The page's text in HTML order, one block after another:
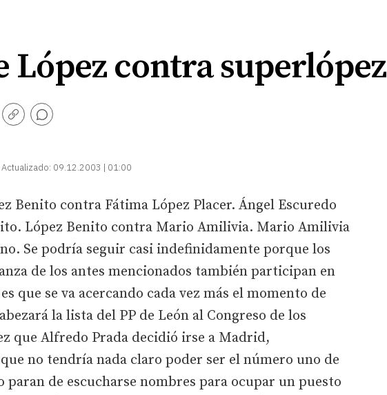
López contra superlópez
Copiar
Actualizado: 09.12.2003 | 01:00
Benito contra Fátima López Placer. Ángel Escuredo
López Benito contra Mario Amilivia. Mario Amilivia
Se podría seguir casi indefinidamente porque los
de los antes mencionados también participan en
que se va acercando cada vez más el momento de
la lista del PP de León al Congreso de los
que Alfredo Prada decidió irse a Madrid,
no tendría nada claro poder ser el número uno de
paran de escucharse nombres para ocupar un puesto